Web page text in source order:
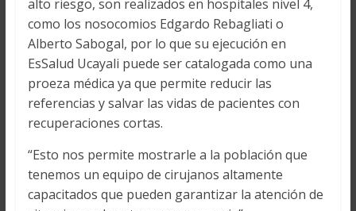
alto riesgo, son realizados en hospitales nivel 4,
como los nosocomios Edgardo Rebagliati o
Alberto Sabogal, por lo que su ejecución en
EsSalud Ucayali puede ser catalogada como una
proeza médica ya que permite reducir las
referencias y salvar las vidas de pacientes con
recuperaciones cortas.
“Esto nos permite mostrarle a la población que
tenemos un equipo de cirujanos altamente
capacitados que pueden garantizar la atención de